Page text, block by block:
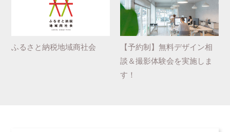
ふるさと納税地域商社会
【予約制】無料デザイン相
談＆撮影体験会を実施しま
す！